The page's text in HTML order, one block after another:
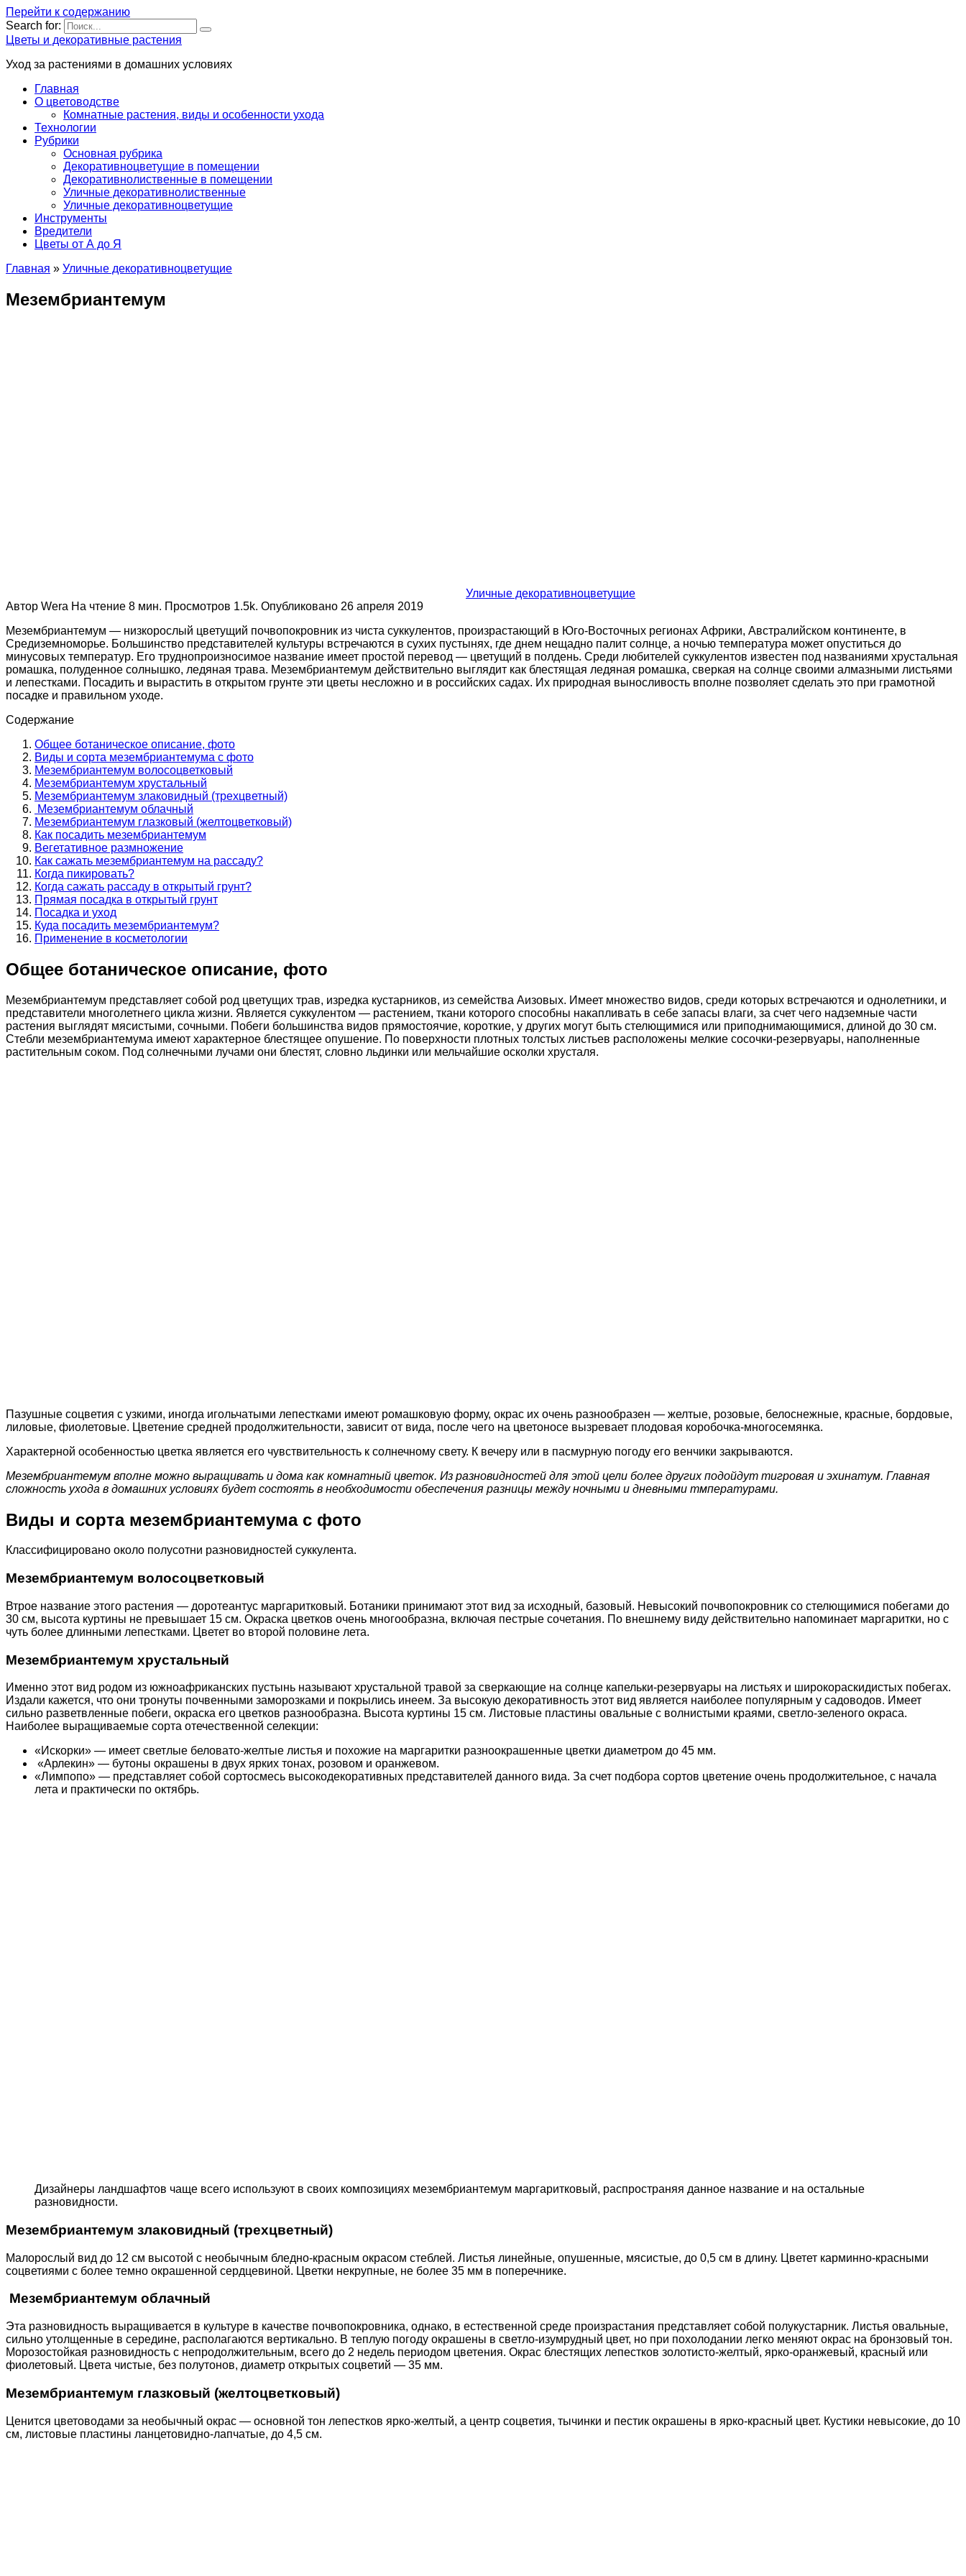
Перейти к содержанию
Search for:
Цветы и декоративные растения
Уход за растениями в домашних условиях
Главная
О цветоводстве
Комнатные растения, виды и особенности ухода
Технологии
Рубрики
Основная рубрика
Декоративноцветущие в помещении
Декоративнолиственные в помещении
Уличные декоративнолиственные
Уличные декоративноцветущие
Инструменты
Вредители
Цветы от А до Я
Главная » Уличные декоративноцветущие
Мезембриантемум
Уличные декоративноцветущие
Автор Wera На чтение 8 мин. Просмотров 1.5k. Опубликовано 26 апреля 2019
Мезембриантемум — низкорослый цветущий почвопокровник из чиста суккулентов, произрастающий в Юго-Восточных регионах Африки, Австралийском континенте, в
Средиземноморье. Большинство представителей культуры встречаются в сухих пустынях, где днем нещадно палит солнце, а ночью температура может опуститься до
минусовых температур. Его труднопроизносимое название имеет простой перевод — цветущий в полдень. Среди любителей суккулентов известен под названиями хрустальная
ромашка, полуденное солнышко, ледяная трава. Мезембриантемум действительно выглядит как блестящая ледяная ромашка, сверкая на солнце своими алмазными листьями
и лепестками. Посадить и вырастить в открытом грунте эти цветы несложно и в российских садах. Их природная выносливость вполне позволяет сделать это при грамотной
посадке и правильном уходе.
Содержание
Общее ботаническое описание, фото
Виды и сорта мезембриантемума с фото
Мезембриантемум волосоцветковый
Мезембриантемум хрустальный
Мезембриантемум злаковидный (трехцветный)
Мезембриантемум облачный
Мезембриантемум глазковый (желтоцветковый)
Как посадить мезембриантемум
Вегетативное размножение
Как сажать мезембриантемум на рассаду?
Когда пикировать?
Когда сажать рассаду в открытый грунт?
Прямая посадка в открытый грунт
Посадка и уход
Куда посадить мезембриантемум?
Применение в косметологии
Общее ботаническое описание, фото
Мезембриантемум представляет собой род цветущих трав, изредка кустарников, из семейства Аизовых. Имеет множество видов, среди которых встречаются и однолетники, и
представители многолетнего цикла жизни. Является суккулентом — растением, ткани которого способны накапливать в себе запасы влаги, за счет чего надземные части
растения выглядят мясистыми, сочными. Побеги большинства видов прямостоячие, короткие, у других могут быть стелющимися или приподнимающимися, длиной до 30 см.
Стебли мезембриантемума имеют характерное блестящее опушение. По поверхности плотных толстых листьев расположены мелкие сосочки-резервуары, наполненные
растительным соком. Под солнечными лучами они блестят, словно льдинки или мельчайшие осколки хрусталя.
Пазушные соцветия с узкими, иногда игольчатыми лепестками имеют ромашковую форму, окрас их очень разнообразен — желтые, розовые, белоснежные, красные, бордовые,
лиловые, фиолетовые. Цветение средней продолжительности, зависит от вида, после чего на цветоносе вызревает плодовая коробочка-многосемянка.
Характерной особенностью цветка является его чувствительность к солнечному свету. К вечеру или в пасмурную погоду его венчики закрываются.
Мезембриантемум вполне можно выращивать и дома как комнатный цветок. Из разновидностей для этой цели более других подойдут тигровая и эхинатум. Главная
сложность ухода в домашних условиях будет состоять в необходимости обеспечения разницы между ночными и дневными тмпературами.
Виды и сорта мезембриантемума с фото
Классифицировано около полусотни разновидностей суккулента.
Мезембриантемум волосоцветковый
Втрое название этого растения — доротеантус маргаритковый. Ботаники принимают этот вид за исходный, базовый. Невысокий почвопокровник со стелющимися побегами до
30 см, высота куртины не превышает 15 см. Окраска цветков очень многообразна, включая пестрые сочетания. По внешнему виду действительно напоминает маргаритки, но с
чуть более длинными лепестками. Цветет во второй половине лета.
Мезембриантемум хрустальный
Именно этот вид родом из южноафриканских пустынь называют хрустальной травой за сверкающие на солнце капельки-резервуары на листьях и широкораскидистых побегах.
Издали кажется, что они тронуты почвенными заморозками и покрылись инеем. За высокую декоративность этот вид является наиболее популярным у садоводов. Имеет
сильно разветвленные побеги, окраска его цветков разнообразна. Высота куртины 15 см. Листовые пластины овальные с волнистыми краями, светло-зеленого окраса.
Наиболее выращиваемые сорта отечественной селекции:
«Искорки» — имеет светлые беловато-желтые листья и похожие на маргаритки разноокрашенные цветки диаметром до 45 мм.
«Арлекин» — бутоны окрашены в двух ярких тонах, розовом и оранжевом.
«Лимпопо» — представляет собой сортосмесь высокодекоративных представителей данного вида. За счет подбора сортов цветение очень продолжительное, с начала
лета и практически по октябрь.
Дизайнеры ландшафтов чаще всего используют в своих композициях мезембриантемум маргаритковый, распространяя данное название и на остальные
разновидности.
Мезембриантемум злаковидный (трехцветный)
Малорослый вид до 12 см высотой с необычным бледно-красным окрасом стеблей. Листья линейные, опушенные, мясистые, до 0,5 см в длину. Цветет карминно-красными
соцветиями с более темно окрашенной сердцевиной. Цветки некрупные, не более 35 мм в поперечнике.
Мезембриантемум облачный
Эта разновидность выращивается в культуре в качестве почвопокровника, однако, в естественной среде произрастания представляет собой полукустарник. Листья овальные,
сильно утолщенные в середине, располагаются вертикально. В теплую погоду окрашены в светло-изумрудный цвет, но при похолодании легко меняют окрас на бронзовый тон.
Морозостойкая разновидность с непродолжительным, всего до 2 недель периодом цветения. Окрас блестящих лепестков золотисто-желтый, ярко-оранжевый, красный или
фиолетовый. Цвета чистые, без полутонов, диаметр открытых соцветий — 35 мм.
Мезембриантемум глазковый (желтоцветковый)
Ценится цветоводами за необычный окрас — основной тон лепестков ярко-желтый, а центр соцветия, тычинки и пестик окрашены в ярко-красный цвет. Кустики невысокие, до 10
см, листовые пластины ланцетовидно-лапчатые, до 4,5 см.